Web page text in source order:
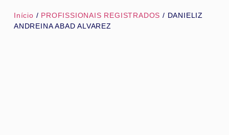
Início / PROFISSIONAIS REGISTRADOS / DANIELIZ
ANDREINA ABAD ALVAREZ